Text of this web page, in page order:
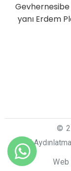
Gevhernesibe
yanı Erdem
©
KVKK
Bilgi Al